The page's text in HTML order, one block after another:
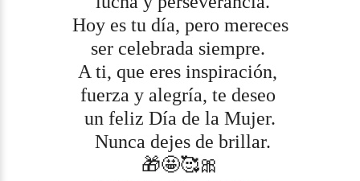
Hoy es tu día, pero mereces
ser celebrada siempre.
A ti, que eres inspiración,
fuerza y alegría, te deseo
un feliz Día de la Mujer.
Nunca dejes de brillar.
🎁🤩🥰🎀